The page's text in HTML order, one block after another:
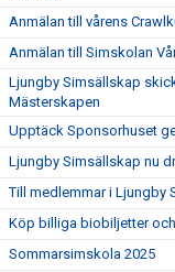
Anmälan till vårens
Anmälan till Simskolan
Ljungby Simsällskap
Mästerskapen
Upptäck Sponsorhuset
Ljungby Simsällskap nu
Till medlemmar i Ljungby
Köp billiga biobiljetter
Sommarsimskola 2025